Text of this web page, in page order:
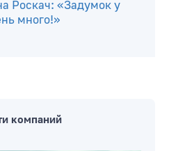
Роскач: «Задумок у
много!»
компаний